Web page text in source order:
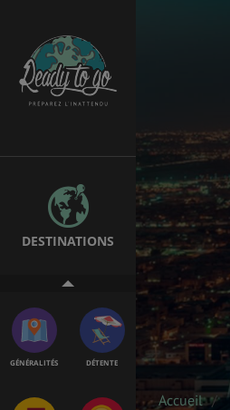
DESTINATIONS
EMPLOIS &
STAGES
BONS PLANS
GÉNÉRALITÉS DÉTENTE
Accueil